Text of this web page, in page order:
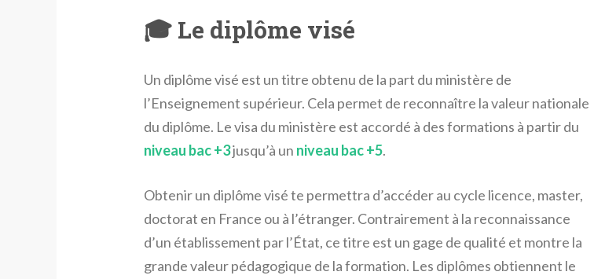
🎓 Le diplôme visé
Un diplôme visé est un titre obtenu de la part du ministère de
l’Enseignement supérieur. Cela permet de reconnaître la valeur nationale
du diplôme. Le visa du ministère est accordé à des formations à partir du
niveau bac +3jusqu’à un niveau bac +5.
Obtenir un diplôme visé te permettra d’accéder au cycle licence, master,
doctorat en France ou à l’étranger. Contrairement à la reconnaissance
d’un établissement par l’État, ce titre est un gage de qualité et montre la
grande valeur pédagogique de la formation. Les diplômes obtiennent le